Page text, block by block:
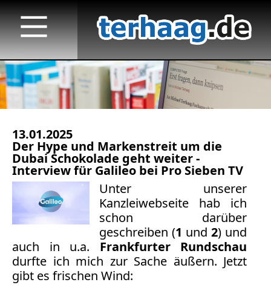
13.01.2025
Der Hype und Markenstreit um die
Dubai Schokolade geht weiter -
Interview für Galileo bei Pro Sieben TV
Unter unserer
Kanzleiwebseite hab ich
schon darüber
geschreiben (1 und2) und
auch in u.a. Frankfurter Rundschau
durfte ich mich zur Sache äußern. Jetzt
gibt es frischen Wind:
Startseite
Veröffentlichungen
Medienauftritte 2023 f.
Medienauftritte 2022
Medienauftritte 2021
Medienauftritte 2020